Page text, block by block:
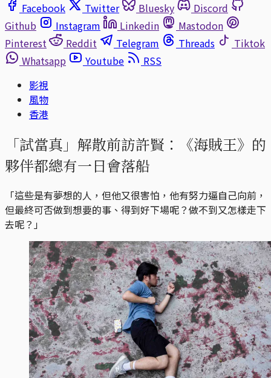
Facebook
Twitter Bluesky
Discord
Github
Instagram Linkedin
Mastodon
Pinterest
Reddit Telegram Threads
Tiktok
Whatsapp
Youtube
RSS
影視
風物
香港
「試當真」解散前訪許賢：《海賊王》的
夥伴都總有一日會落船
「這些是有夢想的人，但他又很害怕，他有努力逼自己向前，
但最終可否做到想要的事、得到好下場呢？做不到又怎樣走下
去呢？」